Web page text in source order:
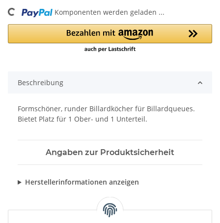
Loading... Komponenten werden geladen ...
Beschreibung
Formschöner, runder Billardköcher für Billardqueues.
Bietet Platz für 1 Ober- und 1 Unterteil.
Angaben zur Produktsicherheit
Herstellerinformationen anzeigen